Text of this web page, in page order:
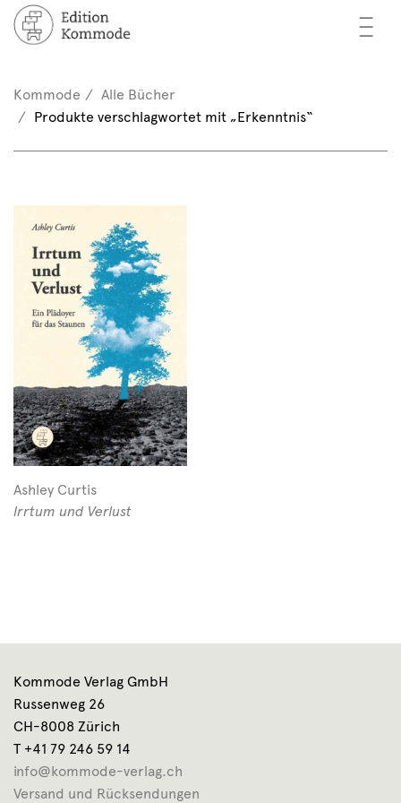
—
—
—
/ Registrieren
(0)
Kommode
Alle Bücher
Produkte verschlagwortet mit „Erkenntnis“
Ashley Curtis
Irrtum und Verlust
Kommode Verlag GmbH
Russenweg 26
CH-8008 Zürich
T +41 79 246 59 14
info@kommode-verlag.ch
Versand und Rücksendungen